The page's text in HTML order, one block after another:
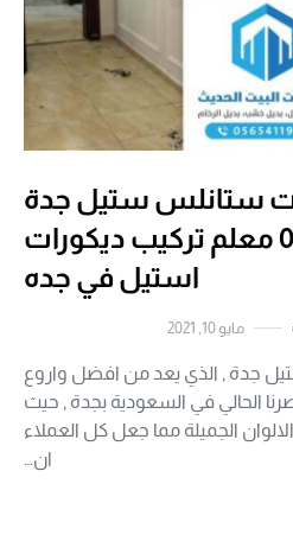
ستانلس ستيل جدة
ت:0560952067 معلم تركيب ديكورات
استيل في جده
مايو 10, 2021
جدة , الذي يعد من افضل واروع
الحالي في السعودية بجدة , حيث
الجميلة مما جعل كل العملاء
ان…